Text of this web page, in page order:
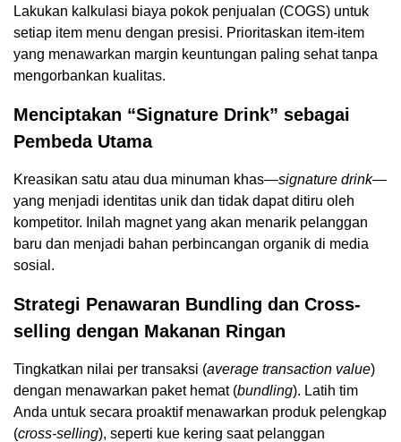
Lakukan kalkulasi biaya pokok penjualan (COGS) untuk
setiap item menu dengan presisi. Prioritaskan item-item
yang menawarkan margin keuntungan paling sehat tanpa
mengorbankan kualitas.
Menciptakan “Signature Drink” sebagai
Pembeda Utama
Kreasikan satu atau dua minuman khas—signature drink—
yang menjadi identitas unik dan tidak dapat ditiru oleh
kompetitor. Inilah magnet yang akan menarik pelanggan
baru dan menjadi bahan perbincangan organik di media
sosial.
Strategi Penawaran Bundling dan Cross-
selling dengan Makanan Ringan
Tingkatkan nilai per transaksi (average transaction value)
dengan menawarkan paket hemat (bundling). Latih tim
Anda untuk secara proaktif menawarkan produk pelengkap
(cross-selling), seperti kue kering saat pelanggan